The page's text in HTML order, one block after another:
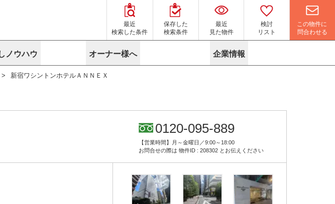
最近
検索した条件
保存した
検索条件
最近
見た物件
検討
リスト
この物件に
問合わせる
クを探す
千葉
路線から探す
千葉のクリニックを探す
路線から探す
こだわりから探す
地図から探す
名古屋のクリニックを探す
ノウハウ
安心への取り組み
役立ちコンテンツ
オーナー様へ
物件掲載依頼
蛍光灯の廃止に備えてLED化へ
企業情報
ベンチャー・フォーラム
新宿ワシントンホテルＡＮＮＥＸ
0120-095-889
【営業時間】月～金曜日／9:00～18:00
お問合せの際は 物件ID : 208302 とお伝えください